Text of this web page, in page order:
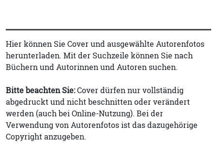
Hier können Sie Cover und ausgewählte Autorenfotos
herunterladen. Mit der Suchzeile können Sie nach
Büchern und Autorinnen und Autoren suchen.
Bitte beachten Sie:Cover dürfen nur vollständig
abgedruckt und nicht beschnitten oder verändert
werden (auch bei Online-Nutzung). Bei der
Verwendung von Autorenfotos ist das dazugehörige
Copyright anzugeben.